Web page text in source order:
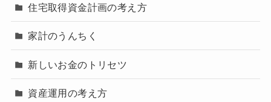
住宅取得資金計画の考え方
家計のうんちく
新しいお金のトリセツ
資産運用の考え方